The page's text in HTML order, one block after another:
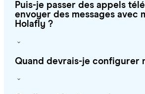
Puis-je passer des appels
envoyer des messages avec
Holafly ?
Quand devrais-je configurer